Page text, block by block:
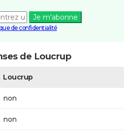
Je m'abonne
de confidentialité
de Loucrup
Loucrup
non
non